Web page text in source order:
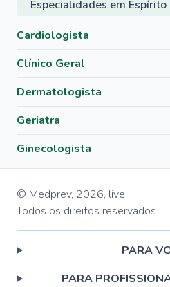
Especialidades em
Cardiologista
Clínico Geral
Dermatologista
Geriatra
Ginecologista
© Medprev, 2026, live
Todos os direitos reservados
PARA
PARA